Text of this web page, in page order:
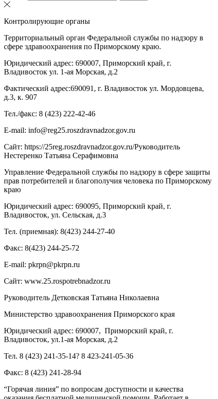
Контролирующие органы
Территориальный орган Федеральной службы по надзору в
сфере здравоохранения по Приморскому краю.
Юридический адрес: 690007, Приморский край, г.
Владивосток ул. 1-ая Морская, д.2
Фактический адрес:690091, г. Владивосток ул. Мордовцева,
д.3, к. 907
Тел./факс: 8 (423) 222-42-46
E-mail: info@reg25.roszdravnadzor.gov.ru
Сайт: https://25reg.roszdravnadzor.gov.ru/Руководитель
Нестеренко Татьяна Серафимовна
Управление Федеральной службы по надзору в сфере защиты
прав потребителей и благополучия человека по Приморскому
краю
Юридический адрес: 690095, Приморский край, г.
Владивосток, ул. Сельская, д.3
Тел. (приемная): 8(423) 244-27-40
Факс: 8(423) 244-25-72
E-mail: pkrpn@pkrpn.ru
Сайт: www.25.rospotrebnadzor.ru
Руководитель Детковская Татьяна Николаевна
Министерство здравоохранения Приморского края
Юридический адрес: 690007, Приморский край, г.
Владивосток, ул.1-ая Морская, д.2
Тел. 8 (423) 241-35-14? 8 423-241-05-36
Факс: 8 (423) 241-28-94
“Горячая линия” по вопросам доступности и качества